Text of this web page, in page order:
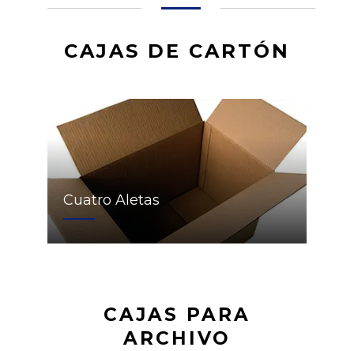
CAJAS DE CARTÓN
Cuatro Aletas
CAJAS PARA
ARCHIVO